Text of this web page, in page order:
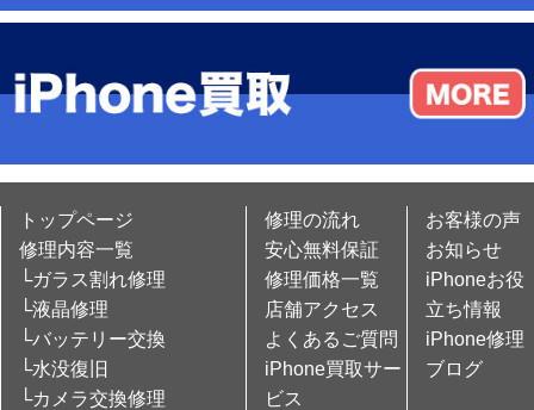
トップページ
修理内容一覧
└ガラス割れ修理
└液晶修理
└バッテリー交換
└水没復旧
└カメラ交換修理
修理の流れ
安心無料保証
修理価格一覧
店舗アクセス
よくあるご質問
iPhone買取サー
ビス
お客様の声
お知らせ
iPhoneお役
立ち情報
iPhone修理
ブログ